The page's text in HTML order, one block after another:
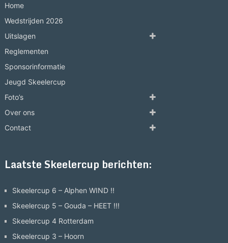
Home
Wedstrijden 2026
Uitslagen
Reglementen
Sponsorinformatie
Jeugd Skeelercup
Foto’s
Over ons
Contact
Laatste Skeelercup berichten:
Skeelercup 6 – Alphen WIND !!
Skeelercup 5 – Gouda – HEET !!!
Skeelercup 4 Rotterdam
Skeelercup 3 – Hoorn